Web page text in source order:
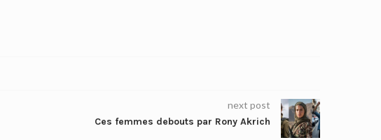
next post
Ces femmes debouts par Rony Akrich